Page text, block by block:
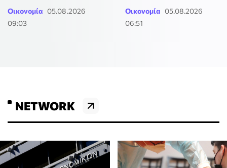
Οικονομία 05.08.2026
09:03
Οικονομία 05.08.2026
06:51
NETWORK